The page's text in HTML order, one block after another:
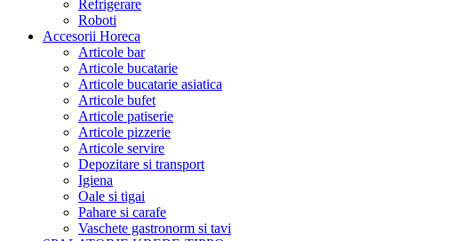
Refrigerare
Roboti
Accesorii Horeca
Articole bar
Articole bucatarie
Articole bucatarie asiatica
Articole bufet
Articole patiserie
Articole pizzerie
Articole servire
Depozitare si transport
Igiena
Oale si tigai
Pahare si carafe
Vaschete gastronorm si tavi